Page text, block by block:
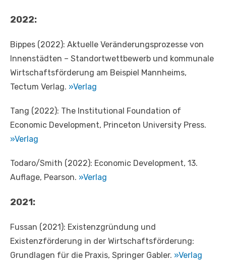
2022:
Bippes (2022): Aktuelle Veränderungsprozesse von
Innenstädten – Standortwettbewerb und kommunale
Wirtschaftsförderung am Beispiel Mannheims,
Tectum Verlag. »Verlag
Tang (2022): The Institutional Foundation of
Economic Development, Princeton University Press.
»Verlag
Todaro/Smith (2022): Economic Development, 13.
Auflage, Pearson. »Verlag
2021:
Fussan (2021): Existenzgründung und
Existenzförderung in der Wirtschaftsförderung:
Grundlagen für die Praxis, Springer Gabler. »Verlag